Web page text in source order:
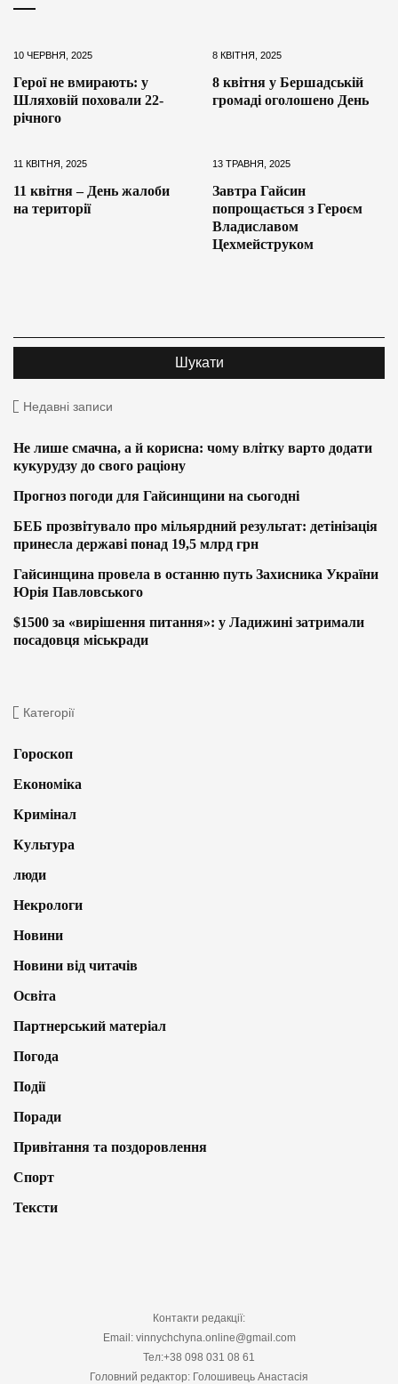
10 ЧЕРВНЯ, 2025
Герої не вмирають: у
Шляховій поховали 22-
річного
8 КВІТНЯ, 2025
8 квітня у Бершадській
громаді оголошено День
11 КВІТНЯ, 2025
11 квітня – День жалоби
на території
13 ТРАВНЯ, 2025
Завтра Гайсин
попрощається з Героєм
Владиславом
Цехмейструком
Недавні записи
Не лише смачна, а й корисна: чому влітку варто додати
кукурудзу до свого раціону
Прогноз погоди для Гайсинщини на сьогодні
БЕБ прозвітувало про мільярдний результат: детінізація
принесла державі понад 19,5 млрд грн
Гайсинщина провела в останню путь Захисника України
Юрія Павловського
$1500 за «вирішення питання»: у Ладижині затримали
посадовця міськради
Категорії
Гороскоп
Економіка
Кримінал
Культура
люди
Некрологи
Новини
Новини від читачів
Освіта
Партнерський матеріал
Погода
Події
Поради
Привітання та поздоровлення
Спорт
Тексти
Контакти редакції:
Email: vinnychchyna.online@gmail.com
Тел:+38 098 031 08 61
Головний редактор: Голошивець Анастасія